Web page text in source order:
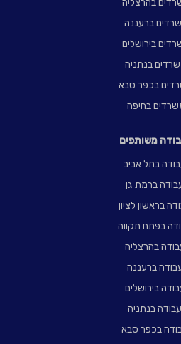
בהרצליה
ברעננה
בירושלים
בנתניה
בכפר סבא
משרדים בחיפה
משותפים
בתל אביב
ברמת גן
בראשון לציון
בפתח תקווה
בהרצליה
ברעננה
בירושלים
בנתניה
בכפר סבא